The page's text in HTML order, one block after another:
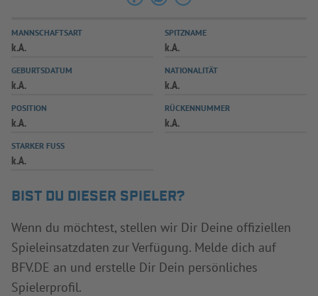
SPIELPLUS
MANNSCHAFTSART
k.A.
SPITZNAME
k.A.
GEBURTSDATUM
k.A.
NATIONALITÄT
k.A.
POSITION
k.A.
RÜCKENNUMMER
k.A.
STARKER FUSS
k.A.
BIST DU DIESER SPIELER?
Wenn du möchtest, stellen wir Dir Deine offiziellen
Spieleinsatzdaten zur Verfügung. Melde dich auf
BFV.DE an und erstelle Dir Dein persönliches
Spielerprofil.